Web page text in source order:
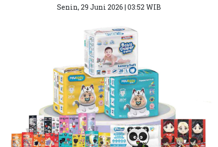
Senin, 29 Juni 2026 | 03:52 WIB